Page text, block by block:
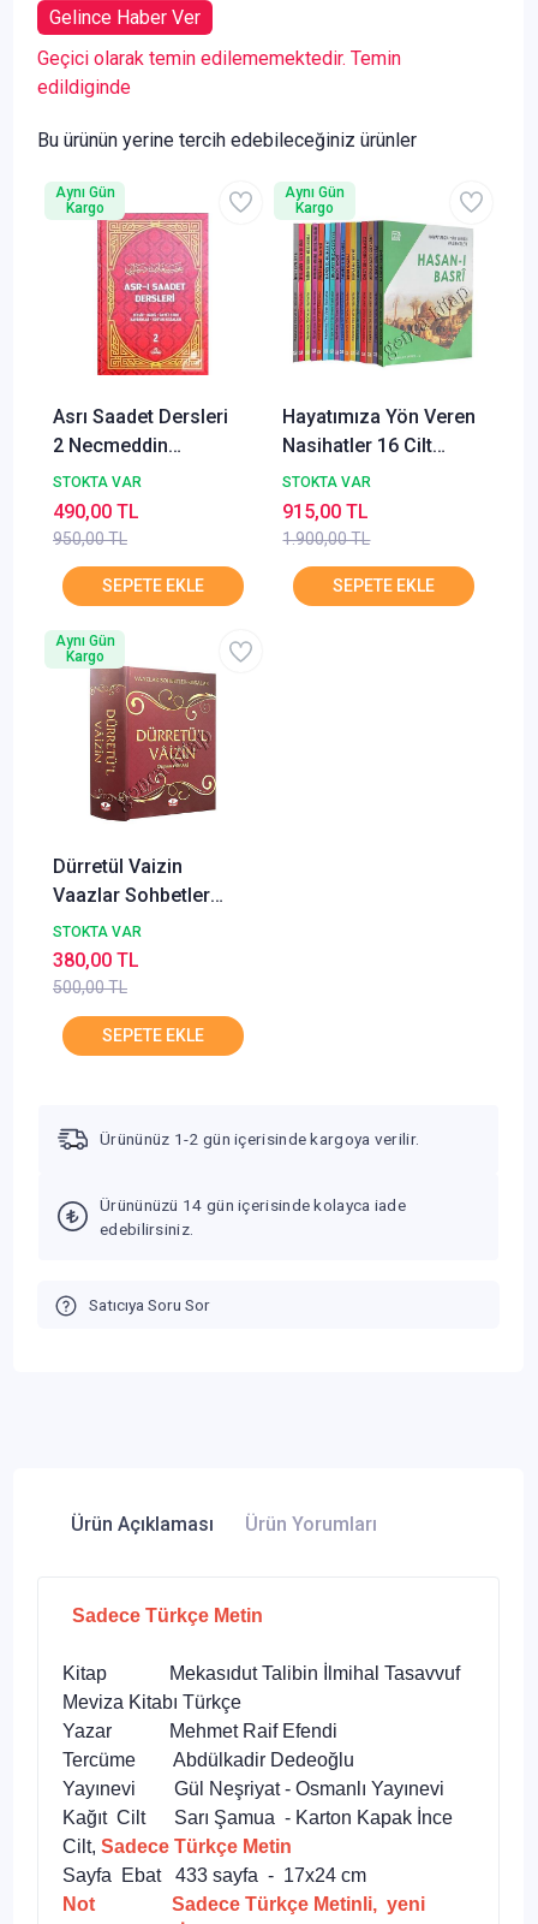
Gelince Haber Ver
Geçici olarak temin edilememektedir. Temin
edildiginde
Bu ürünün yerine tercih edebileceğiniz ürünler
Asrı Saadet Dersleri
2 Necmeddin
Salihoğlu RAVZA
STOKTA VAR
950,00 TL
490,00 TL
Aynı Gün
Kargo
Hayatımıza Yön Veren
Nasihatler 16 Cilt
Takım 2.Hamur Polen
Karınca
STOKTA VAR
1.900,00 TL
915,00 TL
Aynı Gün
Kargo
Dürretül Vaizin
Vaazlar Sohbetler
Kıssalar Osman
Hopavi Fatih Yayın
STOKTA VAR
500,00 TL
380,00 TL
Aynı Gün
Kargo
Ürününüz 1-2 gün içerisinde kargoya verilir.
Ürününüzü 14 gün içerisinde kolayca iade
edebilirsiniz.
Satıcıya Soru Sor
Ürün Açıklaması Ürün Yorumları
Sadece Türkçe Metin
Kitap Mekasıdut Talibin İlmihal Tasavvuf
Meviza Kitabı Türkçe
Yazar Mehmet Raif Efendi
Tercüme Abdülkadir Dedeoğlu
Yayınevi Gül Neşriyat - Osmanlı Yayınevi
Kağıt Cilt Sarı Şamua - Karton Kapak İnce
Cilt, Sadece Türkçe Metin
Sayfa Ebat 433 sayfa - 17x24 cm
Not Sadece Türkçe Metinli, yeni